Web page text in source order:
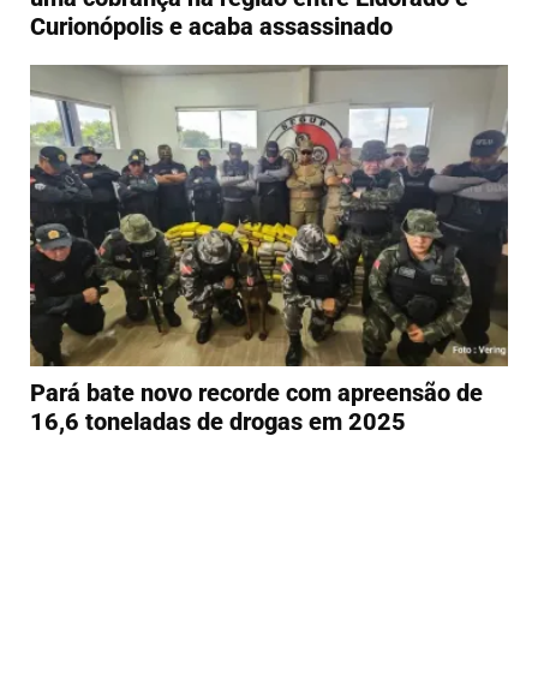
Curionópolis e acaba assassinado
Pará bate novo recorde com apreensão de
16,6 toneladas de drogas em 2025